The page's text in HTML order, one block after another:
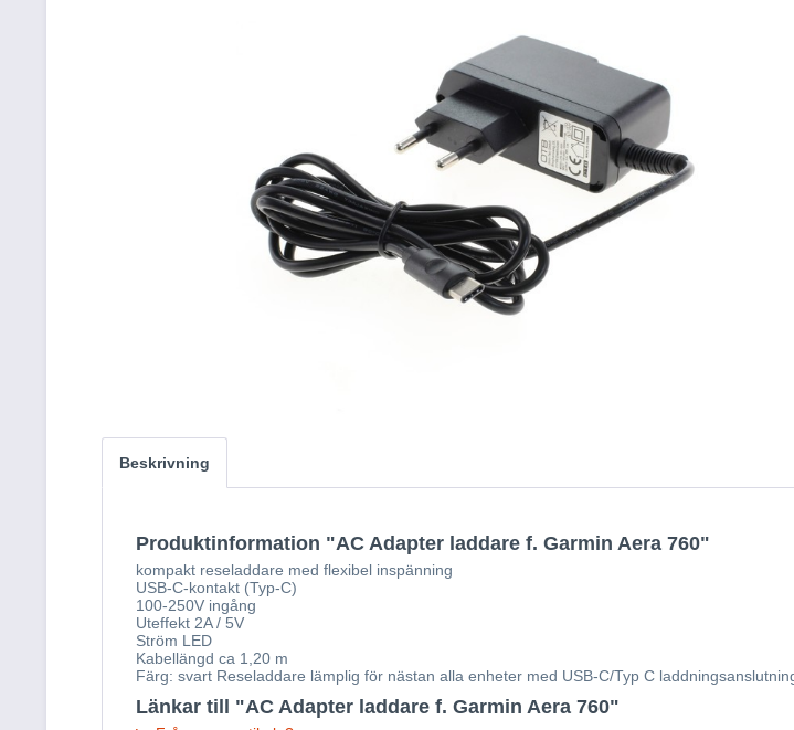
Beskrivning
Produktinformation "AC Adapter laddare f. Garmin Aera 760"
kompakt reseladdare med flexibel inspänning
USB-C-kontakt (Typ-C)
100-250V ingång
Uteffekt 2A / 5V
Ström LED
Kabellängd ca 1,20 m
Färg: svart Reseladdare lämplig för nästan alla enheter med USB-C/Typ C
Länkar till "AC Adapter laddare f. Garmin Aera 760"